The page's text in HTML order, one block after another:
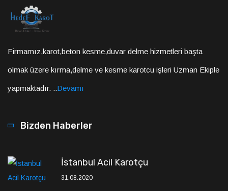
Firmamız,karot,beton kesme,duvar delme hizmetleri başta
olmak üzere kırma,delme ve kesme karotcu işleri Uzman Ekiple
yapmaktadır. ..Devamı
Bizden Haberler
İstanbul Acil Karotçu
31.08.2020